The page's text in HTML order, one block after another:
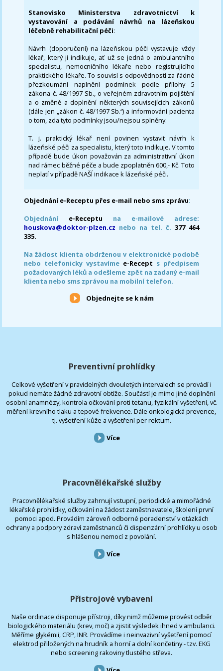
Stanovisko Ministerstva zdravotnictví k
vystavování a podávání návrhů na lázeňskou
léčebně rehabilitační péči:
Návrh (doporučení) na lázeňskou péči vystavuje vždy
lékař, který ji indikuje, ať už se jedná o ambulantního
specialistu, nemocničního lékaře nebo registrujícího
praktického lékaře. To souvisí s odpovědností za řádné
přezkoumání naplnění podmínek podle přílohy 5
zákona č. 48/1997 Sb., o veřejném zdravotním pojištění
a o změně a doplnění některých souvisejících zákonů
(dále jen „zákon č. 48/1997 Sb.“) a informování pacienta
o tom, zda tyto podmínky jsou/nejsou splněny.
T. j. praktický lékař není povinen vystavit návrh k
lázeňské péči za specialistu, který toto indikuje. V tomto
případě bude úkon považován za administrativní úkon
nad rámec běžné péče a bude zpoplatněn 600,- Kč. Toto
neplatí v případě NAŠÍ indikace k lázeňské péči.
Objednání e-Receptu přes e-mail nebo sms zprávu:
Objednání e-Receptu na e-mailové adrese:
houskova@doktor-plzen.cz nebo na tel. č. 377 464
335.
Na žádost klienta obdrženou v elektronické podobě
nebo telefonicky vystavíme e-Recept s předpisem
požadovaných léků a odešleme zpět na zadaný e-mail
klienta nebo sms zprávou na mobilní telefon.
Objednejte se k nám
Preventivní prohlídky
Celkové vyšetření v pravidelných dvouletých intervalech se provádí i
pokud nemáte žádné zdravotní obtíže. Součástí je mimo jiné doplnění
osobní anamnézy, kontrola očkování proti tetanu, fyzikální vyšetření, vč.
měření krevního tlaku a tepové frekvence. Dále onkologická prevence,
tj. vyšetření kůže a vyšetření per rektum.
Více
Pracovnělékařské služby
Pracovnělékařské služby zahrnují vstupní, periodické a mimořádné
lékařské prohlídky, očkování na žádost zaměstnavatele, školení první
pomoci apod. Provádím zároveň odborné poradenství v otázkách
ochrany a podpory zdraví zaměstnanců či dispenzární prohlídky u osob
s hlášenou nemocí z povolání.
Více
Přístrojové vybavení
Naše ordinace disponuje přístroji, díky nimž můžeme provést odběr
biologického materiálu (krev, moč) a zjistit výsledek ihned v ambulanci.
Měříme glykémii, CRP, INR. Provádíme i neinvazivní vyšetření pomocí
elektrod přiložených na hrudník a horní a dolní končetiny - tzv. EKG
nebo screening rakoviny tlustého střeva.